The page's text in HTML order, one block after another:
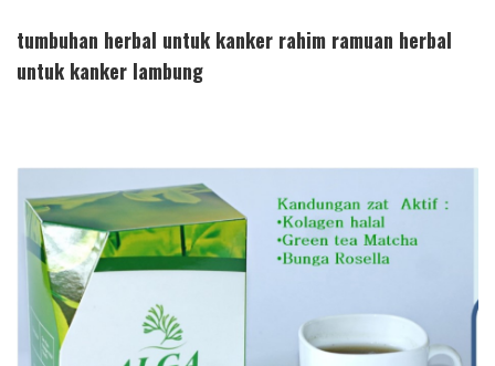
tumbuhan herbal untuk kanker rahim ramuan herbal
untuk kanker lambung